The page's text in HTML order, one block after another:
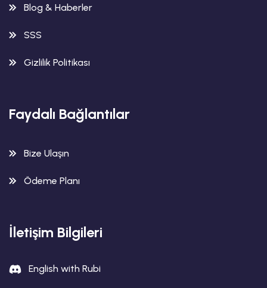
Blog & Haberler
SSS
Gizlilik Politikası
Faydalı Bağlantılar
Bize Ulaşın
Ödeme Planı
İletişim Bilgileri
English with Rubi